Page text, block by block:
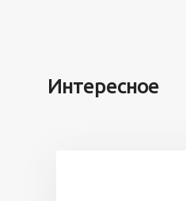
Интересное